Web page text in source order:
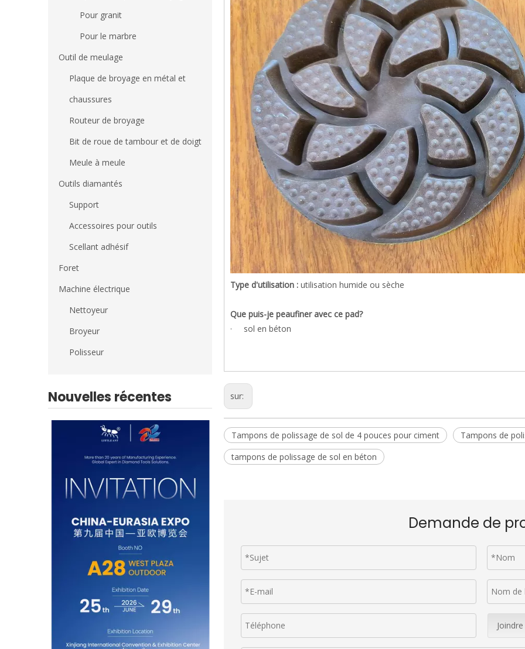
Pour granit
Pour le marbre
Outil de meulage
Plaque de broyage en métal et
chaussures
Routeur de broyage
Bit de roue de tambour et de doigt
Meule à meule
Outils diamantés
Support
Accessoires pour outils
Scellant adhésif
Foret
Machine électrique
Nettoyeur
Broyeur
Polisseur
Nouvelles récentes
Type d'utilisation : utilisation humide ou sèche
Que puis-je peaufiner avec ce pad?
· sol en béton
sur:
Tampons de polissage de sol de 4 pouces pour ciment
Tampons de
tampons de polissage de sol en béton
Demande de